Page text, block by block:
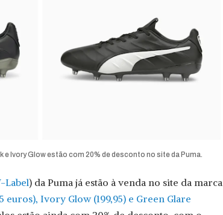
e Ivory Glow estão com 20% de desconto no site da Puma.
Label) da Puma já estão à venda no site da marca
euros), Ivory Glow (199,95) e Green Glare